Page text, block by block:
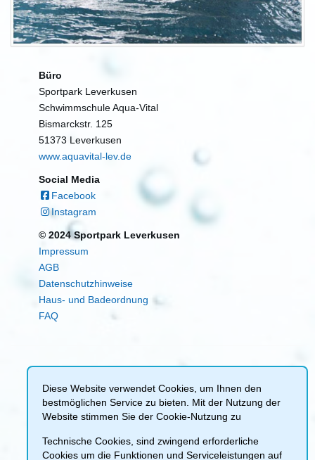
Büro
Sportpark Leverkusen
Schwimmschule Aqua-Vital
Bismarckstr. 125
51373 Leverkusen
www.aquavital-lev.de
Social Media
Facebook
Instagram
© 2024 Sportpark Leverkusen
Impressum
AGB
Datenschutzhinweise
Haus- und Badeordnung
FAQ
Diese Website verwendet Cookies, um Ihnen den
bestmöglichen Service zu bieten. Mit der Nutzung der
Website stimmen Sie der Cookie-Nutzung zu
Technische Cookies, sind zwingend erforderliche
Cookies um die Funktionen und Serviceleistungen auf